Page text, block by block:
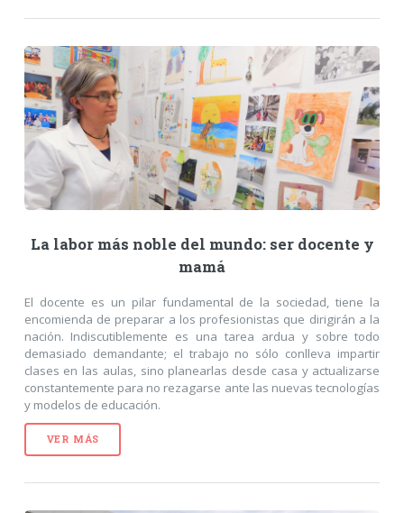
La labor más noble del mundo: ser docente y
mamá
El docente es un pilar fundamental de la sociedad, tiene la
encomienda de preparar a los profesionistas que dirigirán a la
nación. Indiscutiblemente es una tarea ardua y sobre todo
demasiado demandante; el trabajo no sólo conlleva impartir
clases en las aulas, sino planearlas desde casa y actualizarse
constantemente para no rezagarse ante las nuevas tecnologías
y modelos de educación.
VER MÁS